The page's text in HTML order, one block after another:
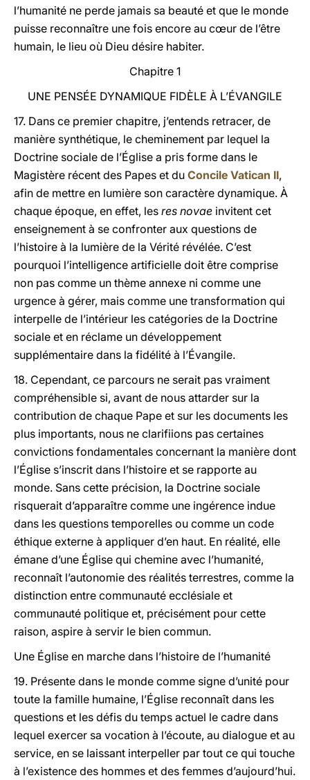
l’humanité ne perde jamais sa beauté et que le monde
puisse reconnaître une fois encore au cœur de l’être
humain, le lieu où Dieu désire habiter.
Chapitre 1
UNE PENSÉE DYNAMIQUE FIDÈLE À L’ÉVANGILE
17. Dans ce premier chapitre, j’entends retracer, de
manière synthétique, le cheminement par lequel la
Doctrine sociale de l’Église a pris forme dans le
Magistère récent des Papes et du Concile Vatican II,
afin de mettre en lumière son caractère dynamique. À
chaque époque, en effet, les res novae invitent cet
enseignement à se confronter aux questions de
l’histoire à la lumière de la Vérité révélée. C’est
pourquoi l’intelligence artificielle doit être comprise
non pas comme un thème annexe ni comme une
urgence à gérer, mais comme une transformation qui
interpelle de l’intérieur les catégories de la Doctrine
sociale et en réclame un développement
supplémentaire dans la fidélité à l’Évangile.
18. Cependant, ce parcours ne serait pas vraiment
compréhensible si, avant de nous attarder sur la
contribution de chaque Pape et sur les documents les
plus importants, nous ne clarifiions pas certaines
convictions fondamentales concernant la manière dont
l’Église s’inscrit dans l’histoire et se rapporte au
monde. Sans cette précision, la Doctrine sociale
risquerait d’apparaître comme une ingérence indue
dans les questions temporelles ou comme un code
éthique externe à appliquer d’en haut. En réalité, elle
émane d’une Église qui chemine avec l’humanité,
reconnaît l’autonomie des réalités terrestres, comme la
distinction entre communauté ecclésiale et
communauté politique et, précisément pour cette
raison, aspire à servir le bien commun.
Une Église en marche dans l’histoire de l’humanité
19. Présente dans le monde comme signe d’unité pour
toute la famille humaine, l’Église reconnaît dans les
questions et les défis du temps actuel le cadre dans
lequel exercer sa vocation à l’écoute, au dialogue et au
service, en se laissant interpeller par tout ce qui touche
à l’existence des hommes et des femmes d’aujourd’hui.